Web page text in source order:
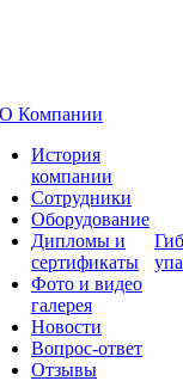
О Компании
История
компании
Сотрудники
Оборудование
Дипломы и
сертификаты
Фото и видео
галерея
Новости
Вопрос-ответ
Отзывы